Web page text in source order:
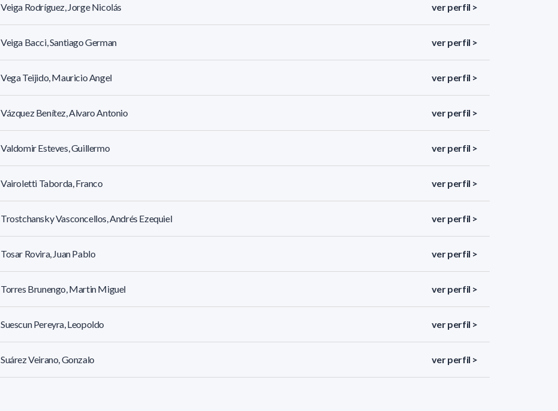
Veiga Rodríguez, Jorge Nicolás ver perfil >
Veiga Bacci, Santiago German ver perfil >
Vega Teijido, Mauricio Angel ver perfil >
Vázquez Benítez, Alvaro Antonio ver perfil >
Valdomir Esteves, Guillermo ver perfil >
Vairoletti Taborda, Franco ver perfil >
Trostchansky Vasconcellos, Andrés Ezequiel ver perfil >
Tosar Rovira, Juan Pablo ver perfil >
Torres Brunengo, Martin Miguel ver perfil >
Suescun Pereyra, Leopoldo ver perfil >
Suárez Veirano, Gonzalo ver perfil >